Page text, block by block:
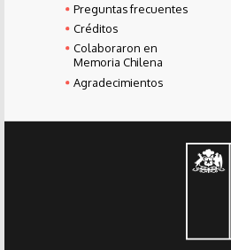
Preguntas frecuentes
Créditos
Colaboraron en
Memoria Chilena
Agradecimientos